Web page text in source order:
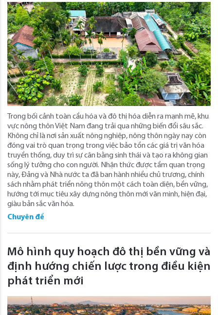
Trong bối cảnh toàn cầu hóa và đô thị hóa diễn ra mạnh mẽ, khu
vực nông thôn Việt Nam đang trải qua những biến đổi sâu sắc.
Không chỉ là nơi sản xuất nông nghiệp, nông thôn ngày nay còn
đóng vai trò quan trọng trong việc bảo tồn các giá trị văn hóa
truyền thống, duy trì sự cân bằng sinh thái và tạo ra không gian
sống lý tưởng cho con người. Nhận thức được tầm quan trọng
này, Đảng và Nhà nước ta đã ban hành nhiều chủ trương, chính
sách nhằm phát triển nông thôn một cách toàn diện, bền vững,
hướng tới mục tiêu xây dựng nông thôn mới văn minh, hiện đại,
giàu bản sắc văn hóa.
Chuyên đề
Mô hình quy hoạch đô thị bền vững và
định hướng chiến lược trong điều kiện
phát triển mới